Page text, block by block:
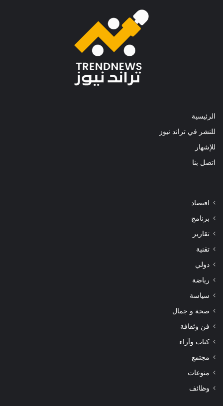
الرئيسية
للنشر في تراند نيوز
للإشهار
اتصل بنا
اقتصاد
برنامج
تقارير
تقنية
دولي
رياضة
سياسة
صحة و جمال
فن وثقافة
كتاب وآراء
مجتمع
منوعات
وظائف